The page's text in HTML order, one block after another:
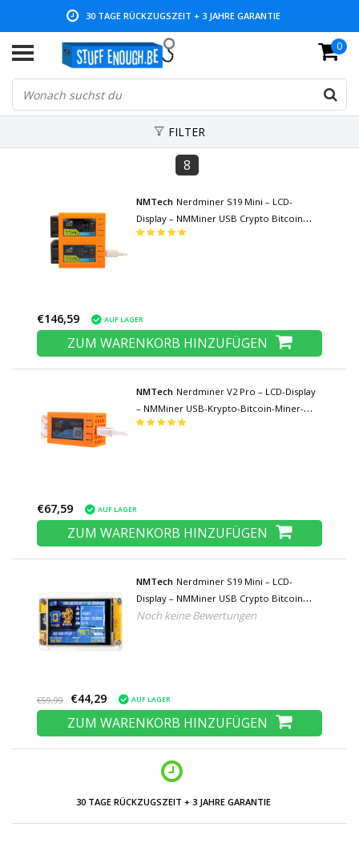
30 TAGE RÜCKZUGSZEIT + 3 JAHRE GARANTIE
NIEDRIGE PREISE UND GROSSE AUSWAHL 0
FILTER
8
NMTech Nerdminer S19 Mini – LCD-
Display – NMMiner USB Crypto Bitcoin
Solo Miner-Maschine – 156 KH/s – Orange
€146,59 AUF LAGER
ZUM WARENKORB HINZUFÜGEN
NMTech Nerdminer V2 Pro – LCD-Display
– NMMiner USB-Krypto-Bitcoin-Miner-
Maschine – 78 KH/s
€67,59 AUF LAGER
ZUM WARENKORB HINZUFÜGEN
NMTech Nerdminer S19 Mini – LCD-
Display – NMMiner USB Crypto Bitcoin
Solo Miner-Maschine – 156 KH/s – Orange -
Noch keine Bewertungen
€59,99 €44,29 AUF LAGER
ZUM WARENKORB HINZUFÜGEN
30 TAGE RÜCKZUGSZEIT + 3 JAHRE GARANTIE